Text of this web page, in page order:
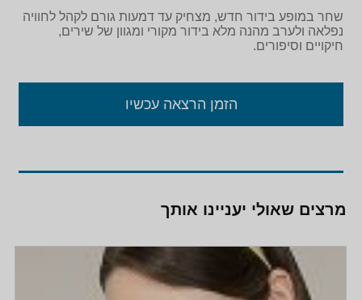
שחר במופע בידור חדש, מצחיק עד דמעות גורם לקהל לחוויה
נפלאה ולערב מהנה מלא בידור מקורי ומגוון של שירים,
חיקויים וסיפורים.
הזמן הרצאה עכשיו
מרצים שאולי יעניינו אותך